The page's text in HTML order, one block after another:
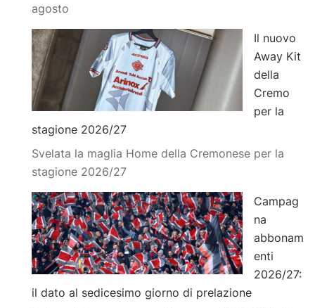
agosto
Il nuovo
Away Kit
della
Cremo
per la
stagione 2026/27
Svelata la maglia Home della Cremonese per la
stagione 2026/27
Campag
na
abbonam
enti
2026/27:
il dato al sedicesimo giorno di prelazione